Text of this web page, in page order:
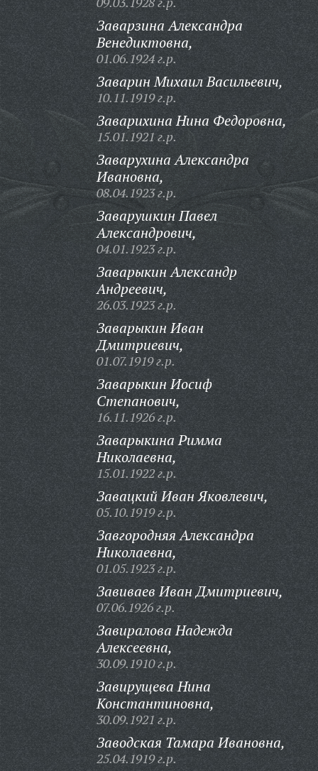
Заварзина Александра
Венедиктовна,
01.06.1924 г.р.
Заварин Михаил Васильевич,
10.11.1919 г.р.
Заварихина Нина Федоровна,
15.01.1921 г.р.
Заварухина Александра
Ивановна,
08.04.1923 г.р.
Заварушкин Павел
Александрович,
04.01.1923 г.р.
Заварыкин Александр
Андреевич,
26.03.1923 г.р.
Заварыкин Иван
Дмитриевич,
01.07.1919 г.р.
Заварыкин Иосиф
Степанович,
16.11.1926 г.р.
Заварыкина Римма
Николаевна,
15.01.1922 г.р.
Завацкий Иван Яковлевич,
05.10.1919 г.р.
Завгородняя Александра
Николаевна,
01.05.1923 г.р.
Завиваев Иван Дмитриевич,
07.06.1926 г.р.
Завиралова Надежда
Алексеевна,
30.09.1910 г.р.
Завирущева Нина
Константиновна,
30.09.1921 г.р.
Заводская Тамара Ивановна,
25.04.1919 г.р.